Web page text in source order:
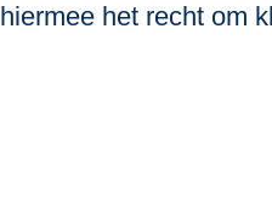
hiermee het recht om